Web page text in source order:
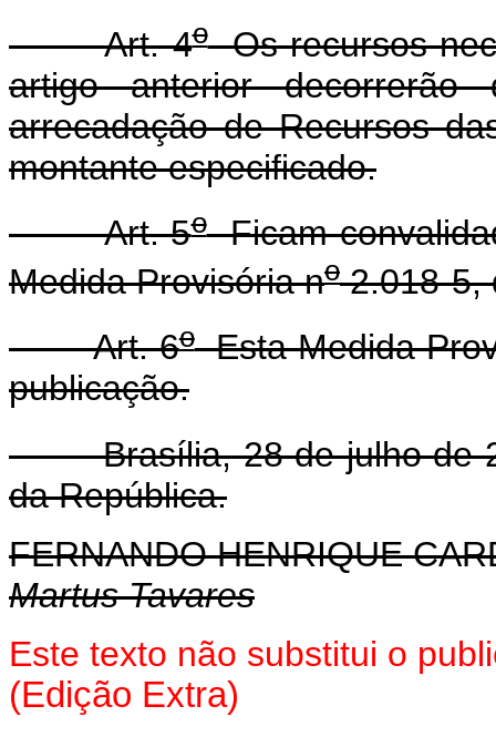
Art. 4oOs recursos
artigo anterior
arrecadação de Recursos
montante especificado.
Art. 5oFicam
Medida Provisória no2.018-5,
Art. 6oEsta Medida
publicação.
Brasília, 28 de julho de
da República.
FERNANDO HENRIQUE
Martus Tavares
Este texto não substitui o
(Edição Extra)